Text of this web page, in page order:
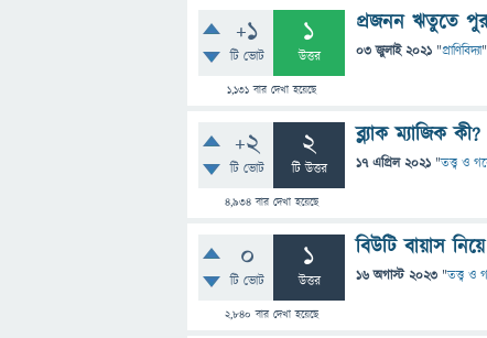
+1
টি ভোট
1
উত্তর
1,131 বার দেখা হয়েছে
প্রজনন ঋতুতে
03 জুলাই 2021 "প্রাণিবিদ্যা
+2
টি ভোট
2
টি উত্তর
4,934 বার দেখা হয়েছে
ব্ল্যাক ম্যাজিক
17 এপ্রিল 2021 "তত্ত্ব ও
0
টি ভোট
1
উত্তর
2,840 বার দেখা হয়েছে
বিউটি বায়াস
16 অগাস্ট 2023 "তত্ত্ব ও